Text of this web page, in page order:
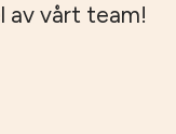
av vårt team!